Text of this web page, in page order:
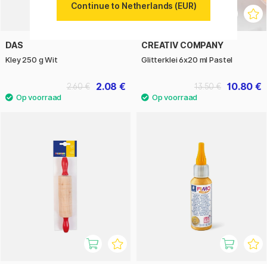
DAS
Kley 250 g Wit
2.08 €
2.60 €
CREATIV COMPANY
Glitterklei 6x20 ml Pastel
10.80 €
13.50 €
Continue to Netherlands (EUR)